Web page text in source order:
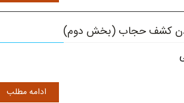
کشف حجاب (بخش دوم)
ادامه مطلب